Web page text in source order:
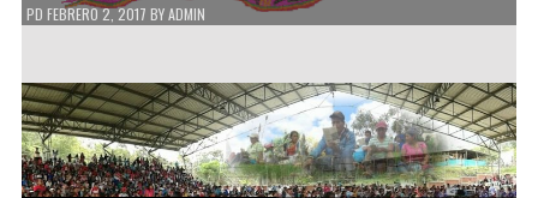
PD FEBRERO 2, 2017 BYADMIN